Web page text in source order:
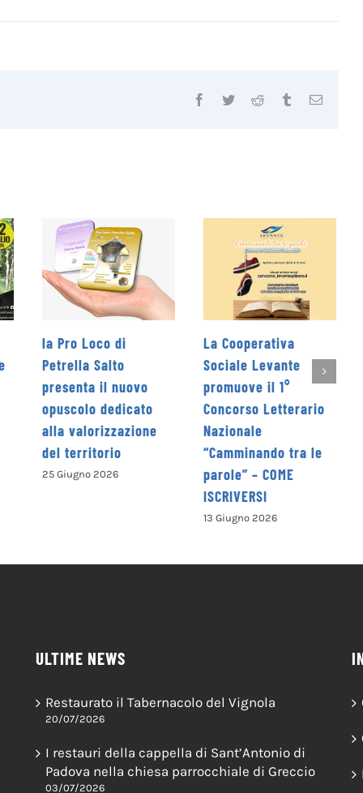
Facebook
TwitterReddit TumblrEmail
La Cooperativa
Sociale Levante
promuove il 1°
Concorso Letterario
Nazionale
“Camminando tra le
parole” – COME
Rieti Sport Festival XI
edizione dal 5 al 7
giugno
4 Giugno 2026
ULTIME NEWS
Restaurato il Tabernacolo del Vignola
20/07/2026
I restauri della cappella di Sant’Antonio di
Padova nella chiesa parrocchiale di Greccio
03/07/2026